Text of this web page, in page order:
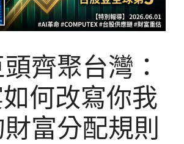
齊聚台灣：
何改寫你我
富分配規則